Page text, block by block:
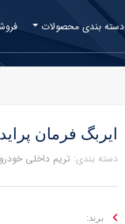
دسته بندی محصولات
ایربگ فرمان پراید 131 راننده کروز
دسته بندی: تریم داخلی خودرو
برند: